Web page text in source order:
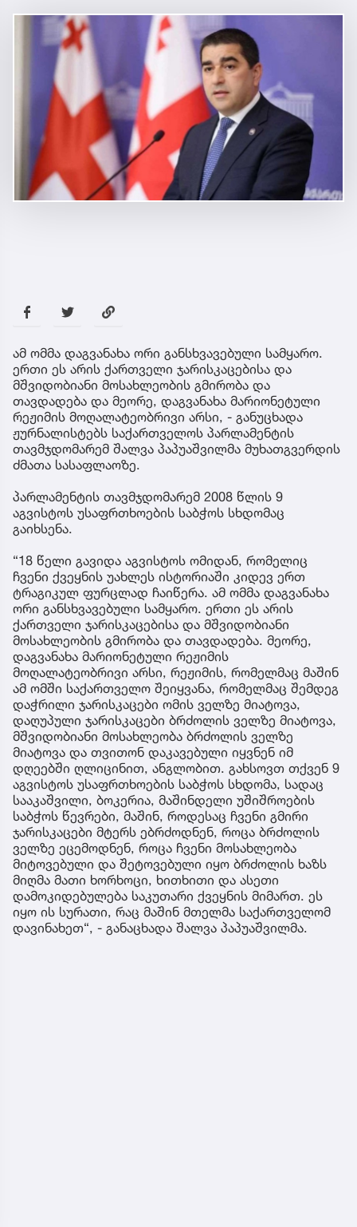
ამ ომმა დაგვანახა ორი განსხვავებული სამყარო.
ერთი ეს არის ქართველი ჯარისკაცებისა და
მშვიდობიანი მოსახლეობის გმირობა და
თავდადება და მეორე, დაგვანახა მარიონეტული
რეჟიმის მოღალატეობრივი არსი, - განუცხადა
ჟურნალისტებს საქართველოს პარლამენტის
თავმჯდომარემ შალვა პაპუაშვილმა მუხათგვერდის
ძმათა სასაფლაოზე.
პარლამენტის თავმჯდომარემ 2008 წლის 9
აგვისტოს უსაფრთხოების საბჭოს სხდომაც
გაიხსენა.
“18 წელი გავიდა აგვისტოს ომიდან, რომელიც
ჩვენი ქვეყნის უახლეს ისტორიაში კიდევ ერთ
ტრაგიკულ ფურცლად ჩაიწერა. ამ ომმა დაგვანახა
ორი განსხვავებული სამყარო. ერთი ეს არის
ქართველი ჯარისკაცებისა და მშვიდობიანი
მოსახლეობის გმირობა და თავდადება. მეორე,
დაგვანახა მარიონეტული რეჟიმის
მოღალატეობრივი არსი, რეჟიმის, რომელმაც მაშინ
ამ ომში საქართველო შეიყვანა, რომელმაც შემდეგ
დაჭრილი ჯარისკაცები ომის ველზე მიატოვა,
დაღუპული ჯარისკაცები ბრძოლის ველზე მიატოვა,
მშვიდობიანი მოსახლეობა ბრძოლის ველზე
მიატოვა და თვითონ დაკავებული იყვნენ იმ
დღეებში ღლიცინით, ანგლობით. გახსოვთ თქვენ 9
აგვისტოს უსაფრთხოების საბჭოს სხდომა, სადაც
სააკაშვილი, ბოკერია, მაშინდელი უშიშროების
საბჭოს წევრები, მაშინ, როდესაც ჩვენი გმირი
ჯარისკაცები მტერს ებრძოდნენ, როცა ბრძოლის
ველზე ეცემოდნენ, როცა ჩვენი მოსახლეობა
მიტოვებული და შეტოვებული იყო ბრძოლის ხაზს
მიღმა მათი ხორხოცი, ხითხითი და ასეთი
დამოკიდებულება საკუთარი ქვეყნის მიმართ. ეს
იყო ის სურათი, რაც მაშინ მთელმა საქართველომ
დავინახეთ“, - განაცხადა შალვა პაპუაშვილმა.